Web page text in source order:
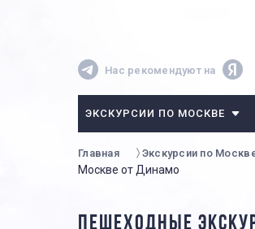
Нас рекомендуют на
ЭКСКУРСИИ ПО МОСКВЕ
Главная Экскурсии по
Москве от Динамо
ПЕШЕХОДНЫЕ